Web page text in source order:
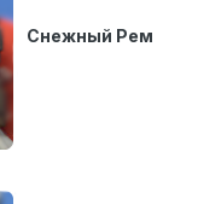
Снежный Рем